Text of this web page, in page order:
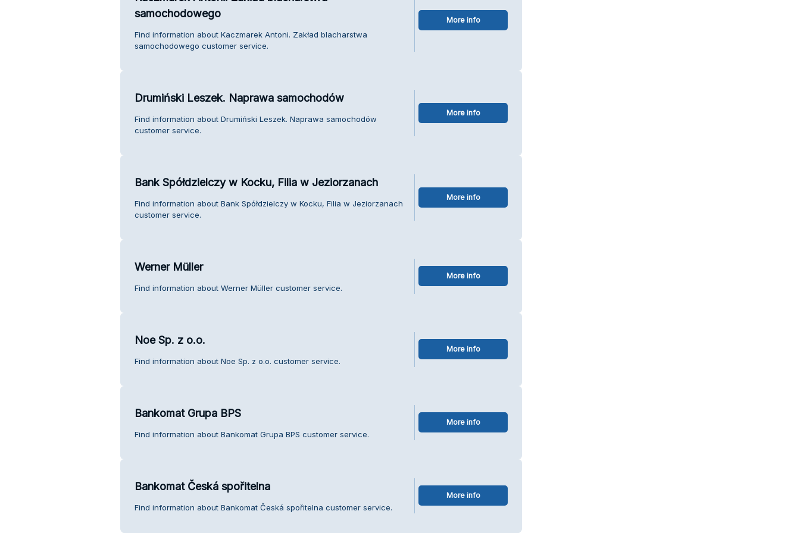
samochodowego
Find information about Kaczmarek Antoni. Zakład blacharstwa
samochodowego customer service.
More info
Drumiński Leszek. Naprawa samochodów
Find information about Drumiński Leszek. Naprawa samochodów
customer service.
More info
Bank Spółdzielczy w Kocku, Filia w Jeziorzanach
Find information about Bank Spółdzielczy w Kocku, Filia w Jeziorzanach
customer service.
More info
Werner Müller
Find information about Werner Müller customer service.
More info
Noe Sp. z o.o.
Find information about Noe Sp. z o.o. customer service.
More info
Bankomat Grupa BPS
Find information about Bankomat Grupa BPS customer service.
More info
Bankomat Česká spořitelna
Find information about Bankomat Česká spořitelna customer service.
More info